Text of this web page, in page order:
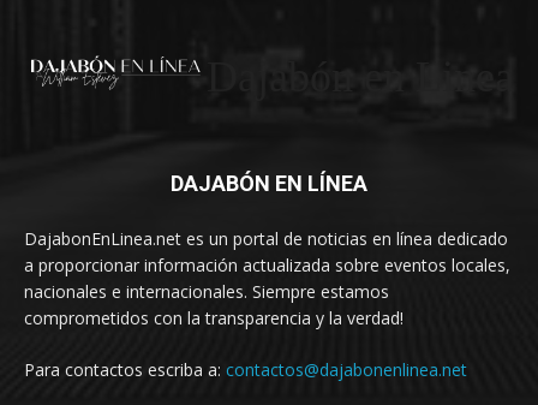
DAJABÓN EN LÍNEA
DajabonEnLinea.net es un portal de noticias en línea dedicado
a proporcionar información actualizada sobre eventos locales,
nacionales e internacionales. Siempre estamos
comprometidos con la transparencia y la verdad!
Para contactos escriba a: contactos@dajabonenlinea.net